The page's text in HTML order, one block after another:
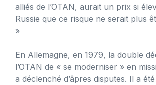
alliés de l’OTAN, aurait un prix si
Russie que ce risque ne serait plus
»
En Allemagne, en 1979, la double
l’OTAN de « se moderniser » en
a déclenché d’âpres disputes. Il a